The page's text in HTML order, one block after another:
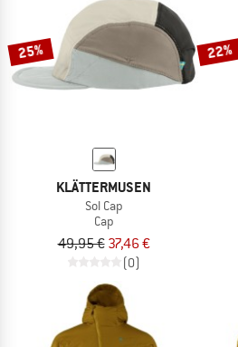
25%
KLÄTTERMUSEN
Sol Cap
Cap
49,95 € 37,46 €
(0)
22%